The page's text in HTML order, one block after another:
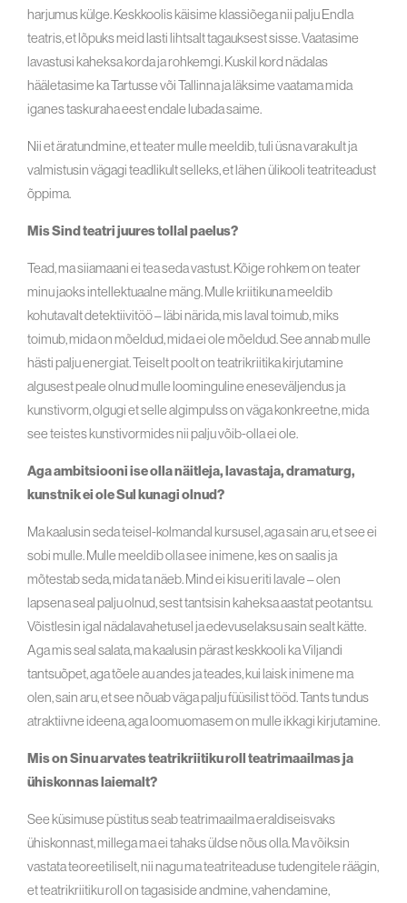
harjumus külge. Keskkoolis käisime klassiõega nii palju Endla
teatris, et lõpuks meid lasti lihtsalt tagauksest sisse. Vaatasime
lavastusi kaheksa korda ja rohkemgi. Kuskil kord nädalas
hääletasime ka Tartusse või Tallinna ja läksime vaatama mida
iganes taskuraha eest endale lubada saime.
Nii et äratundmine, et teater mulle meeldib, tuli üsna varakult ja
valmistusin vägagi teadlikult selleks, et lähen ülikooli teatriteadust
õppima.
Mis Sind teatri juures tollal paelus?
Tead, ma siiamaani ei tea seda vastust. Kõige rohkem on teater
minu jaoks intellektuaalne mäng. Mulle kriitikuna meeldib
kohutavalt detektiivitöö – läbi närida, mis laval toimub, miks
toimub, mida on mõeldud, mida ei ole mõeldud. See annab mulle
hästi palju energiat. Teiselt poolt on teatrikriitika kirjutamine
algusest peale olnud mulle loominguline eneseväljendus ja
kunstivorm, olgugi et selle algimpulss on väga konkreetne, mida
see teistes kunstivormides nii palju võib-olla ei ole.
Aga ambitsiooni ise olla näitleja, lavastaja, dramaturg,
kunstnik ei ole Sul kunagi olnud?
Ma kaalusin seda teisel-kolmandal kursusel, aga sain aru, et see ei
sobi mulle. Mulle meeldib olla see inimene, kes on saalis ja
mõtestab seda, mida ta näeb. Mind ei kisu eriti lavale – olen
lapsena seal palju olnud, sest tantsisin kaheksa aastat peotantsu.
Võistlesin igal nädalavahetusel ja edevuselaksu sain sealt kätte.
Aga mis seal salata, ma kaalusin pärast keskkooli ka Viljandi
tantsuõpet, aga tõele au andes ja teades, kui laisk inimene ma
olen, sain aru, et see nõuab väga palju füüsilist tööd. Tants tundus
atraktiivne ideena, aga loomuomasem on mulle ikkagi kirjutamine.
Mis on Sinu arvates teatrikriitiku roll teatrimaailmas ja
ühiskonnas laiemalt?
See küsimuse püstitus seab teatrimaailma eraldiseisvaks
ühiskonnast, millega ma ei tahaks üldse nõus olla. Ma võiksin
vastata teoreetiliselt, nii nagu ma teatriteaduse tudengitele räägin,
et teatrikriitiku roll on tagasiside andmine, vahendamine,